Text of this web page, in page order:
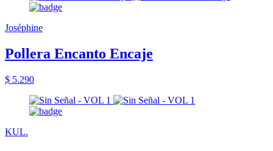
Joséphine
Pollera Encanto Encaje
$ 5.290
KUL.